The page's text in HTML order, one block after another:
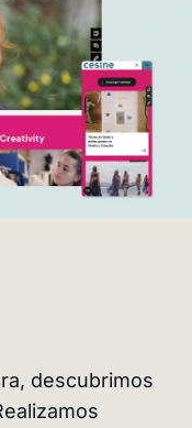
descubrimos